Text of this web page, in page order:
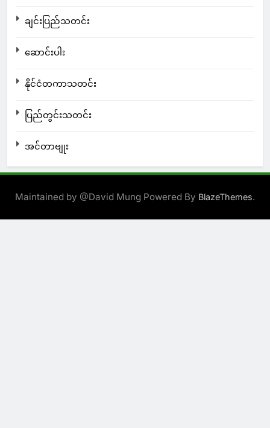
ချင်းပြည်သတင်း
ဆောင်းပါး
နိုင်ငံတကာသတင်း
ပြည်တွင်းသတင်း
အင်တာဗျုး
Maintained by @David Mung Powered By BlazeThemes.